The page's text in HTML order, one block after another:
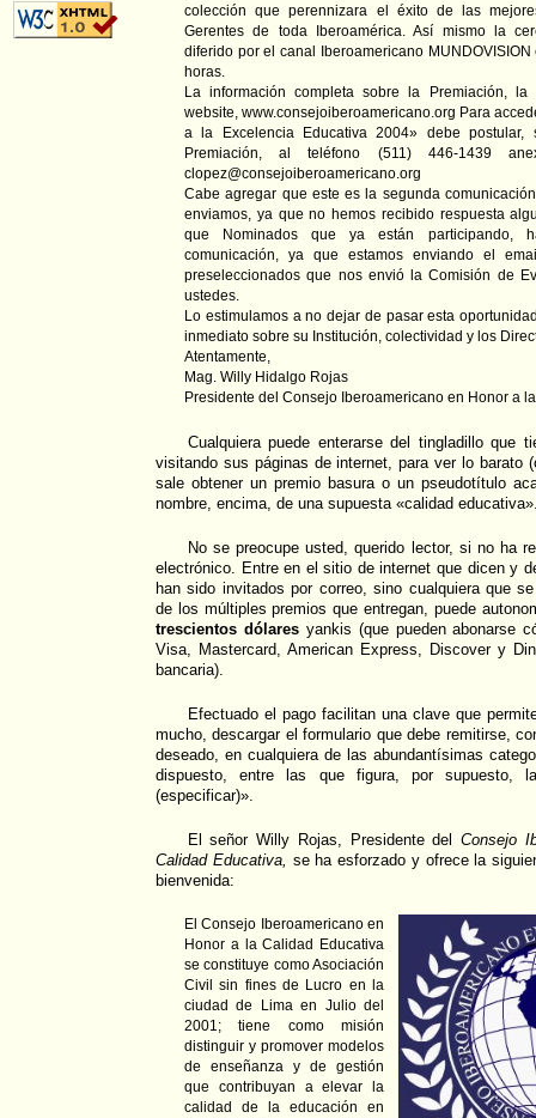
colección que perennizara el éxito de las
Gerentes de toda Iberoamérica. Así mismo la
diferido por el canal Iberoamericano
horas.
La información completa sobre la Premiación,
website, www.consejoiberoamericano.org Para
a la Excelencia Educativa 2004» debe
Premiación, al teléfono (511) 446-1439
clopez@consejoiberoamericano.org
Cabe agregar que este es la segunda
enviamos, ya que no hemos recibido respuesta
que Nominados que ya están participando,
comunicación, ya que estamos enviando el
preseleccionados que nos envió la Comisión de
ustedes.
Lo estimulamos a no dejar de pasar esta
inmediato sobre su Institución, colectividad y los
Atentamente,
Mag. Willy Hidalgo Rojas
Presidente del Consejo Iberoamericano en Honor a
Cualquiera puede enterarse del tingladillo que
visitando sus páginas de internet, para ver lo barato
sale obtener un premio basura o un pseudotítulo
nombre, encima, de una supuesta «calidad
No se preocupe usted, querido lector, si no ha
electrónico. Entre en el sitio de internet que dicen y
han sido invitados por correo, sino cualquiera que
de los múltiples premios que entregan, puede
trescientos dólaresyankis (que pueden abonarse
Visa, Mastercard, American Express, Discover y
bancaria).
Efectuado el pago facilitan una clave que
mucho, descargar el formulario que debe remitirse,
deseado, en cualquiera de las abundantísimas
dispuesto, entre las que figura, por supuesto,
(especificar)».
El señor Willy Rojas, Presidente delConsejo
Calidad Educativa, se ha esforzado y ofrece la
bienvenida:
El Consejo Iberoamericano en
Honor a la Calidad Educativa
se constituye como Asociación
Civil sin fines de Lucro en la
ciudad de Lima en Julio del
2001; tiene como misión
distinguir y promover modelos
de enseñanza y de gestión
que contribuyan a elevar la
calidad de la educación en